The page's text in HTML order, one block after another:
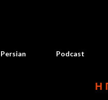
Persian Podcast
Η